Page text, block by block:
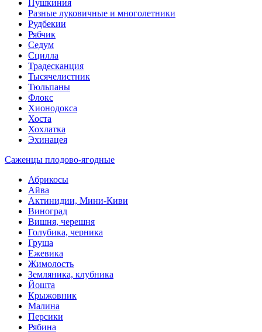
Пушкиния
Разные луковичные и многолетники
Рудбекии
Рябчик
Седум
Сцилла
Традесканция
Тысячелистник
Тюльпаны
Флокс
Хионодокса
Хоста
Хохлатка
Эхинацея
Саженцы плодово-ягодные
Абрикосы
Айва
Актинидии, Мини-Киви
Виноград
Вишня, черешня
Голубика, черника
Груша
Ежевика
Жимолость
Земляника, клубника
Йошта
Крыжовник
Малина
Персики
Рябина